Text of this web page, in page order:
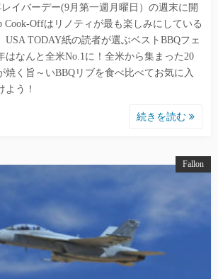
イバーデー(9月第一週月曜日）の週末に開
Cook-Offはリノティが最も楽しみにしている
USA TODAY紙の読者が選ぶベストBBQフェ
はなんと全米No.1に！全米から集まった20
焼く旨～いBBQリブを食べ比べてお気に入
よう！
続きを読む
Fallon